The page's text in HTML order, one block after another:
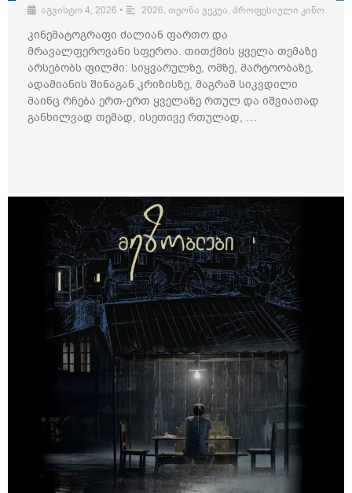
აგვისტო 4, 2026 • 2026, თეონა ვეკუა, პროფესიული კინო
კინემატოგრაფი ძალიან ფართო და
მრავალფეროვანი სფეროა. თითქმის ყველა თემაზე
არსებობს ფილმი: სიყვარულზე, ომზე, მარტოობაზე,
ადამიანის შინაგან კრიზისზე, მაგრამ სიკვდილი
მაინც რჩება ერთ-ერთ ყველაზე რთულ და იშვიათად
განხილვად თემად, ისეთივე რთულად, …